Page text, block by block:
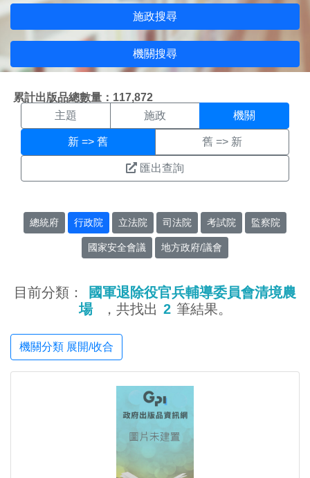
施政搜尋
機關搜尋
累計出版品總數量：117,872
機關搜尋結果頁面
主題 施政 機關
新 => 舊 舊 => 新
匯出查詢
總統府 行政院 立法院 司法院 考試院 監察院
國家安全會議 地方政府/議會
目前分類：
國軍退除役官兵輔導委員會清境農
場
，共找出 2 筆結果。
機關分類 展開/收合